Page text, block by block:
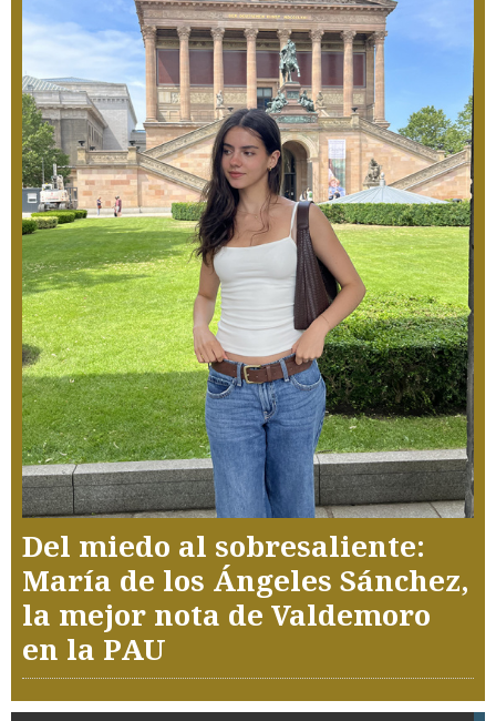
Del miedo al sobresaliente:
María de los Ángeles Sánchez,
la mejor nota de Valdemoro
en la PAU